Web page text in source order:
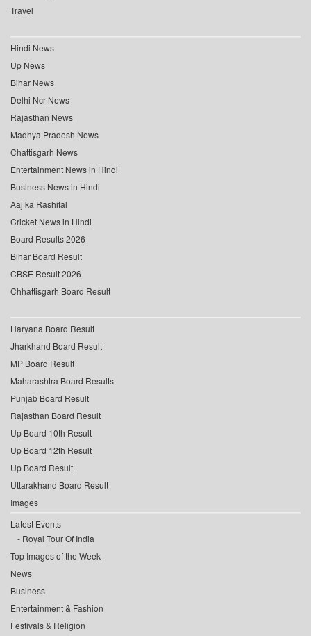
Travel
Hindi News
Up News
Bihar News
Delhi Ncr News
Rajasthan News
Madhya Pradesh News
Chattisgarh News
Entertainment News in Hindi
Business News in Hindi
Aaj ka Rashifal
Cricket News in Hindi
Board Results 2026
Bihar Board Result
CBSE Result 2026
Chhattisgarh Board Result
Haryana Board Result
Jharkhand Board Result
MP Board Result
Maharashtra Board Results
Punjab Board Result
Rajasthan Board Result
Up Board 10th Result
Up Board 12th Result
Up Board Result
Uttarakhand Board Result
Images
Latest Events
Royal Tour Of India
Top Images of the Week
News
Business
Entertainment & Fashion
Festivals & Religion